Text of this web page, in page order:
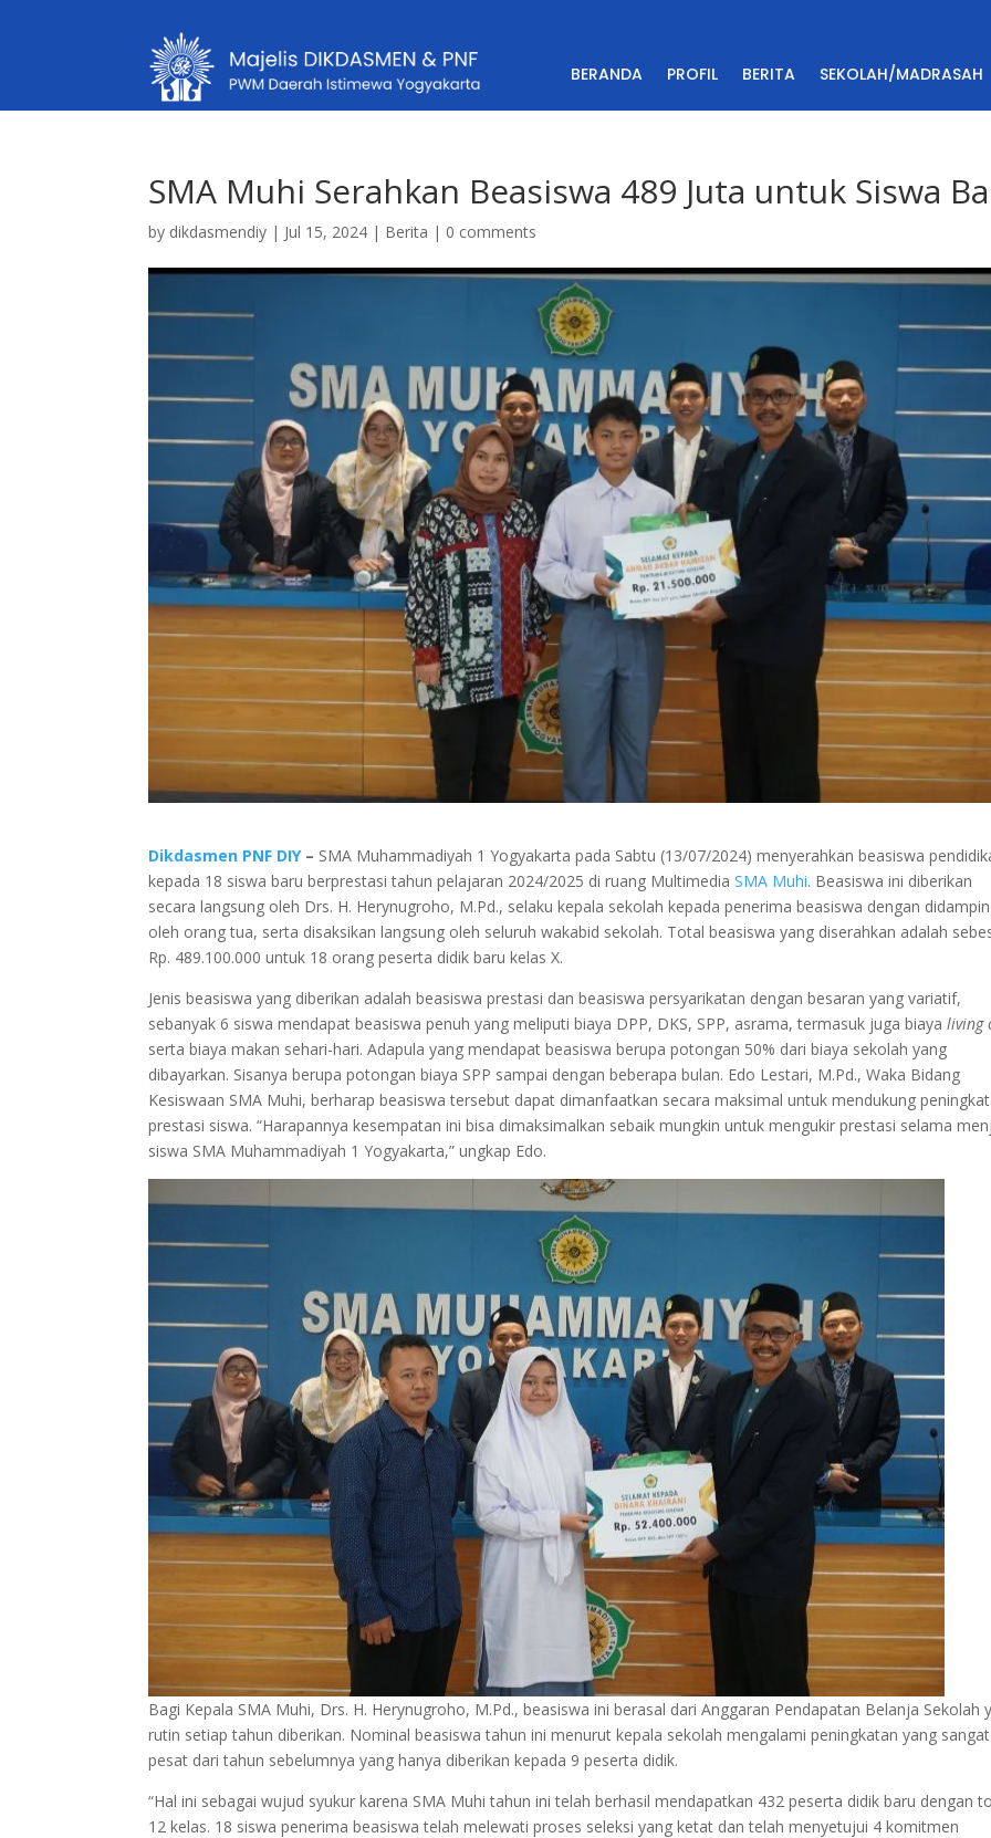
BERANDA PROFIL BERITA SEKOLAH/MADRASAH
SMA Muhi Serahkan Beasiswa 489 Juta untuk Siswa
by dikdasmendiy | Jul 15, 2024 | Berita | 0 comments
Dikdasmen PNF DIY– SMA Muhammadiyah 1 Yogyakarta pada Sabtu (13/07/2024) menyerahkan beasiswa
kepada 18 siswa baru berprestasi tahun pelajaran 2024/2025 di ruang MultimediaSMA Muhi. Beasiswa ini diberikan
secara langsung oleh Drs. H. Herynugroho, M.Pd., selaku kepala sekolah kepada penerima beasiswa dengan
oleh orang tua, serta disaksikan langsung oleh seluruh wakabid sekolah. Total beasiswa yang diserahkan adalah
Rp. 489.100.000 untuk 18 orang peserta didik baru kelas X.
Jenis beasiswa yang diberikan adalah beasiswa prestasi dan beasiswa persyarikatan dengan besaran yang variatif,
sebanyak 6 siswa mendapat beasiswa penuh yang meliputi biaya DPP, DKS, SPP, asrama, termasuk juga biayaliving
serta biaya makan sehari-hari. Adapula yang mendapat beasiswa berupa potongan 50% dari biaya sekolah yang
dibayarkan. Sisanya berupa potongan biaya SPP sampai dengan beberapa bulan. Edo Lestari, M.Pd., Waka Bidang
Kesiswaan SMA Muhi, berharap beasiswa tersebut dapat dimanfaatkan secara maksimal untuk mendukung
prestasi siswa. “Harapannya kesempatan ini bisa dimaksimalkan sebaik mungkin untuk mengukir prestasi selama
siswa SMA Muhammadiyah 1 Yogyakarta,” ungkap Edo.
Bagi Kepala SMA Muhi, Drs. H. Herynugroho, M.Pd., beasiswa ini berasal dari Anggaran Pendapatan Belanja Sekolah
rutin setiap tahun diberikan. Nominal beasiswa tahun ini menurut kepala sekolah mengalami peningkatan yang sangat
pesat dari tahun sebelumnya yang hanya diberikan kepada 9 peserta didik.
“Hal ini sebagai wujud syukur karena SMA Muhi tahun ini telah berhasil mendapatkan 432 peserta didik baru dengan
12 kelas. 18 siswa penerima beasiswa telah melewati proses seleksi yang ketat dan telah menyetujui 4 komitmen